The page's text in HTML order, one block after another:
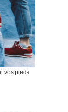
vos pieds